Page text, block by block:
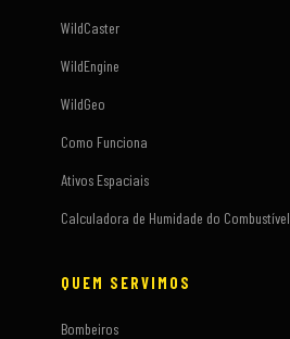
WildCaster
WildEngine
WildGeo
Como Funciona
Ativos Espaciais
Calculadora de Humidade do Combustível
QUEM SERVIMOS
Bombeiros